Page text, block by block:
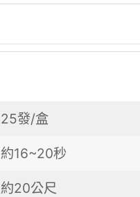
25發/盒
約16~20秒
約20公尺